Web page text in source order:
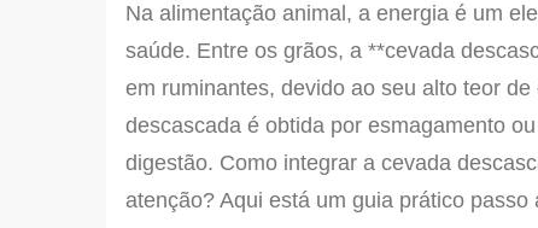
Na alimentação animal, a energia é um
saúde. Entre os grãos, a **cevada
em ruminantes, devido ao seu alto teor
descascada é obtida por esmagamento
digestão. Como integrar a cevada
atenção? Aqui está um guia prático passo